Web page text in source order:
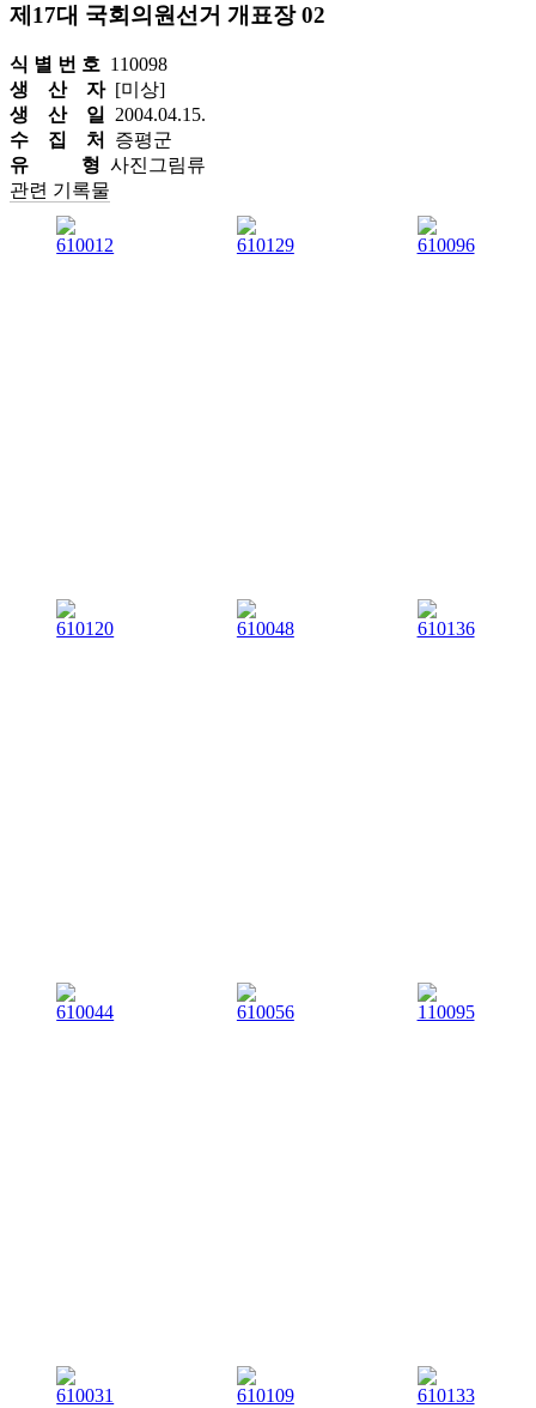
제17대 국회의원선거 개표장 02
식 별 번 호 110098
생 산 자[미상]
생 산 일
2004.04.15.
수 집 처
증평군
유 형 사진그림류
관련 기록물